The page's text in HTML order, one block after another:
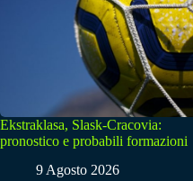
Ekstraklasa, Slask-Cracovia:
pronostico e probabili formazioni
9 Agosto 2026